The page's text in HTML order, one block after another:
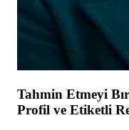
Tahmin Etmeyi
Profil ve Etiketli